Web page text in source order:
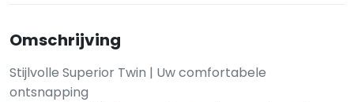
Omschrijving
Stijlvolle Superior Twin | Uw comfortabele
ontsnapping